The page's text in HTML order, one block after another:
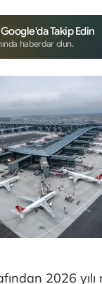
Takip Edin
haberdar olun.
2026 yılı